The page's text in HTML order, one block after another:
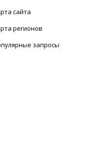
сайта
регионов
запросы